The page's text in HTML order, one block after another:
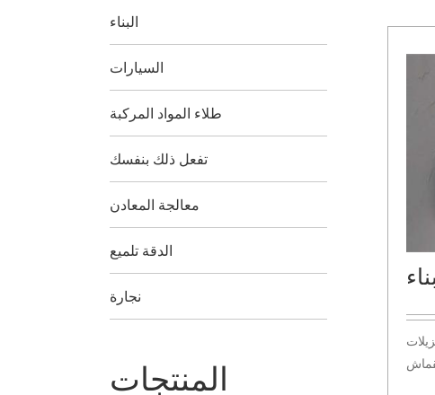
البناء
السيارات
طلاء المواد المركبة
تفعل ذلك بنفسك
معالجة المعادن
الدقة تلميع
نجارة
المنتجات